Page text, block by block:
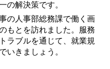
の解決策です。
の人事部総務課で働く画
もとを訪れました。服務
ラブルを通じて、就業規
いきましょう。